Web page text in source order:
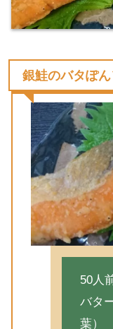
銀鮭のバタぽ
50人
バタ
葉）